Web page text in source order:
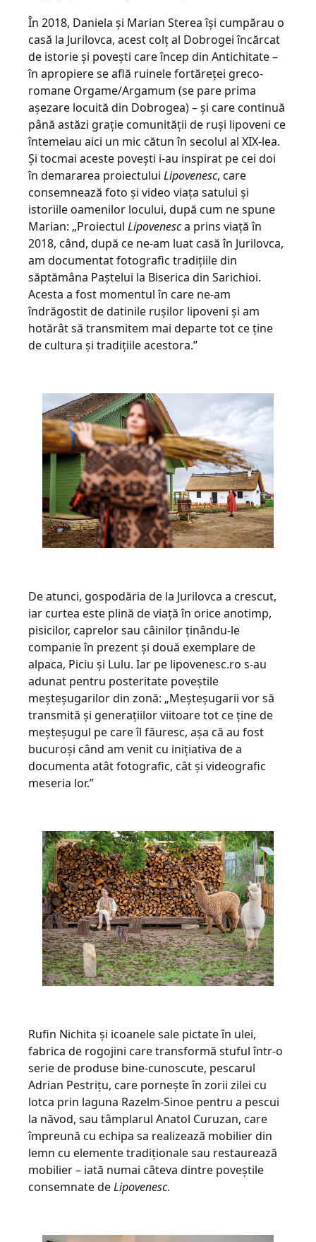
În 2018, Daniela și Marian Sterea își cumpărau o
casă la Jurilovca, acest colț al Dobrogei încărcat
de istorie și povești care încep din Antichitate –
în apropiere se află ruinele fortăreței greco-
romane Orgame/Argamum (se pare prima
așezare locuită din Dobrogea) – și care continuă
până astăzi grație comunității de ruși lipoveni ce
întemeiau aici un mic cătun în secolul al XIX-lea.
Și tocmai aceste povești i-au inspirat pe cei doi
în demararea proiectului Lipovenesc, care
consemnează foto și video viața satului și
istoriile oamenilor locului, după cum ne spune
Marian: „Proiectul Lipovenesca prins viață în
2018, când, după ce ne-am luat casă în Jurilovca,
am documentat fotografic tradițiile din
săptămâna Paștelui la Biserica din Sarichioi.
Acesta a fost momentul în care ne-am
îndrăgostit de datinile rușilor lipoveni și am
hotărât să transmitem mai departe tot ce ține
de cultura și tradițiile acestora.”
De atunci, gospodăria de la Jurilovca a crescut,
iar curtea este plină de viață în orice anotimp,
pisicilor, caprelor sau câinilor ținându-le
companie în prezent și două exemplare de
alpaca, Piciu și Lulu. Iar pe lipovenesc.ro s-au
adunat pentru posteritate poveștile
meșteșugarilor din zonă: „Meșteșugarii vor să
transmită și generațiilor viitoare tot ce ține de
meșteșugul pe care îl făuresc, așa că au fost
bucuroși când am venit cu inițiativa de a
documenta atât fotografic, cât și videografic
meseria lor.”
Rufin Nichita și icoanele sale pictate în ulei,
fabrica de rogojini care transformă stuful într-o
serie de produse bine-cunoscute, pescarul
Adrian Pestrițu, care pornește în zorii zilei cu
lotca prin laguna Razelm-Sinoe pentru a pescui
la năvod, sau tâmplarul Anatol Curuzan, care
împreună cu echipa sa realizează mobilier din
lemn cu elemente tradiționale sau restaurează
mobilier – iată numai câteva dintre poveștile
consemnate deLipovenesc.